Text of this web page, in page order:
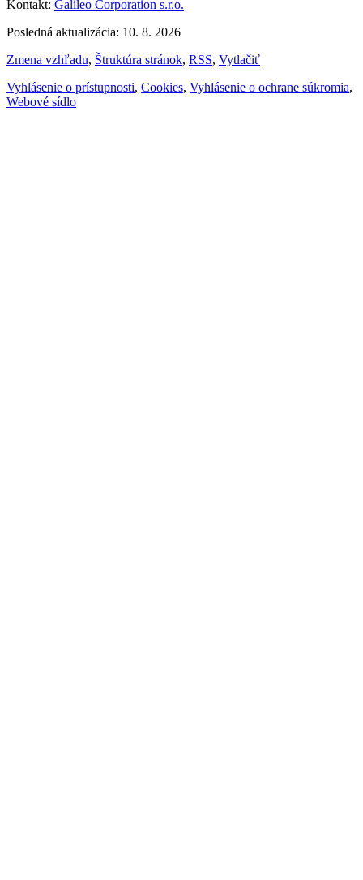
Kontakt: Galileo Corporation s.r.o.
Posledná aktualizácia: 10. 8. 2026
Zmena vzhľadu, Štruktúra stránok, RSS, Vytlačiť
Vyhlásenie o prístupnosti, Cookies, Vyhlásenie o ochrane súkromia,
Webové sídlo